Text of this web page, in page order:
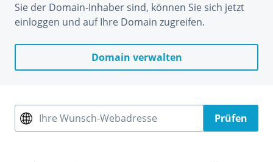
Sie der Domain-Inhaber sind, können Sie sich jetzt
einloggen und auf Ihre Domain zugreifen.
Domain verwalten
Ihre Wunsch-Webadresse Prüfen